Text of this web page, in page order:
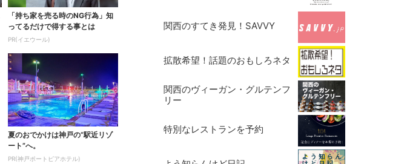
「持ち家を売る時のNG行為」知
ってるだけで得する事とは
PR(イエウール)
夏のおでかけは神戸の”駅近リゾ
ート”へ。
PR(神戸ポートピアホテル)
関西のすてき発見！SAVVY
拡散希望！話題のおもしろネタ
関西のヴィーガン・グルテンフ
リー
特別なレストランを予約